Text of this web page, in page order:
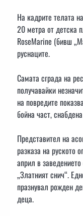
На кадрите телата
20 метра от детска
RoseMarine (бивш
руснаците.
Самата сграда на
получавайки
на повредите
бойна част,
Представител на
разказа на руското
април в
„Златният снич“.
празнувал рожден
деца.